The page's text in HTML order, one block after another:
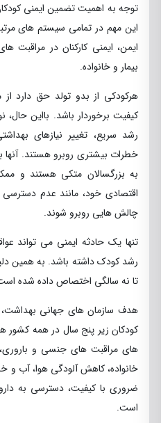
توجه به اهميت تضمين ايمني
اين مهم در تمامي سيستم هاي
ايمن، ايمني كاركنان در مراقبت
بيمار و خانواده.
هركودكي از بدو تولد حق دارد
كيفيت برخوردار باشد. بااين حال،
رشد سريع، تغيير نيازهاي
خطرات بيشتري روبرو هستند.
به بزرگسالان متكي هستند و
اقتصادي خود، مانند عدم دسترسي
چالش هايي روبرو شوند.
تنها يك حادثه ايمني مي تواند
رشد كودك داشته باشد. به همين
تا نه سالگي اختصاص داده شده
هدف سازمان هاي جهاني
كودكان زير پنج سال در همه
هاي مراقبت هاي جنسي و باروري،
خانواده، كاهش آلودگي هوا، آب
ضروري با كيفيت، دسترسي به
است.